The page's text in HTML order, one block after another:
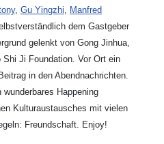
, Gu Yingzhi, Manfred
dem Gastgeber
gelenkt von Gong Jinhua,
Ji Foundation. Vor Ort ein
in den Abendnachrichten.
Happening
Kulturaustausches mit vielen
Freundschaft. Enjoy!